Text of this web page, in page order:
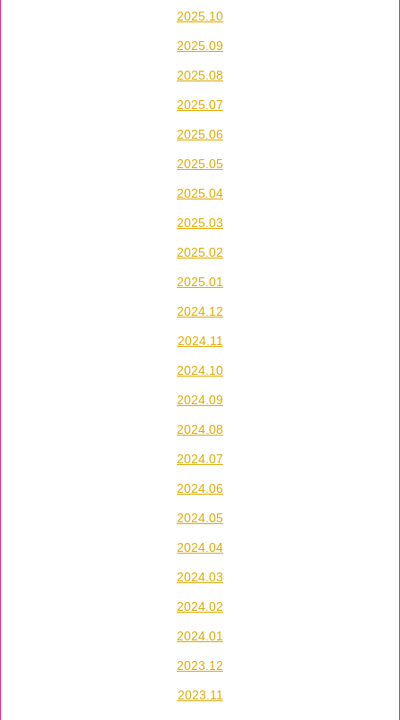
2025.10
2025.09
2025.08
2025.07
2025.06
2025.05
2025.04
2025.03
2025.02
2025.01
2024.12
2024.11
2024.10
2024.09
2024.08
2024.07
2024.06
2024.05
2024.04
2024.03
2024.02
2024.01
2023.12
2023.11